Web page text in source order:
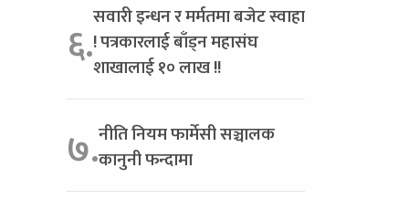
६.सवारी इन्धन र मर्मतमा बजेट स्वाहा
! पत्रकारलाई बाँड्न महासंघ
शाखालाई १० लाख !!
७.नीति नियम फार्मेसी सञ्चालक
कानुनी फन्दामा